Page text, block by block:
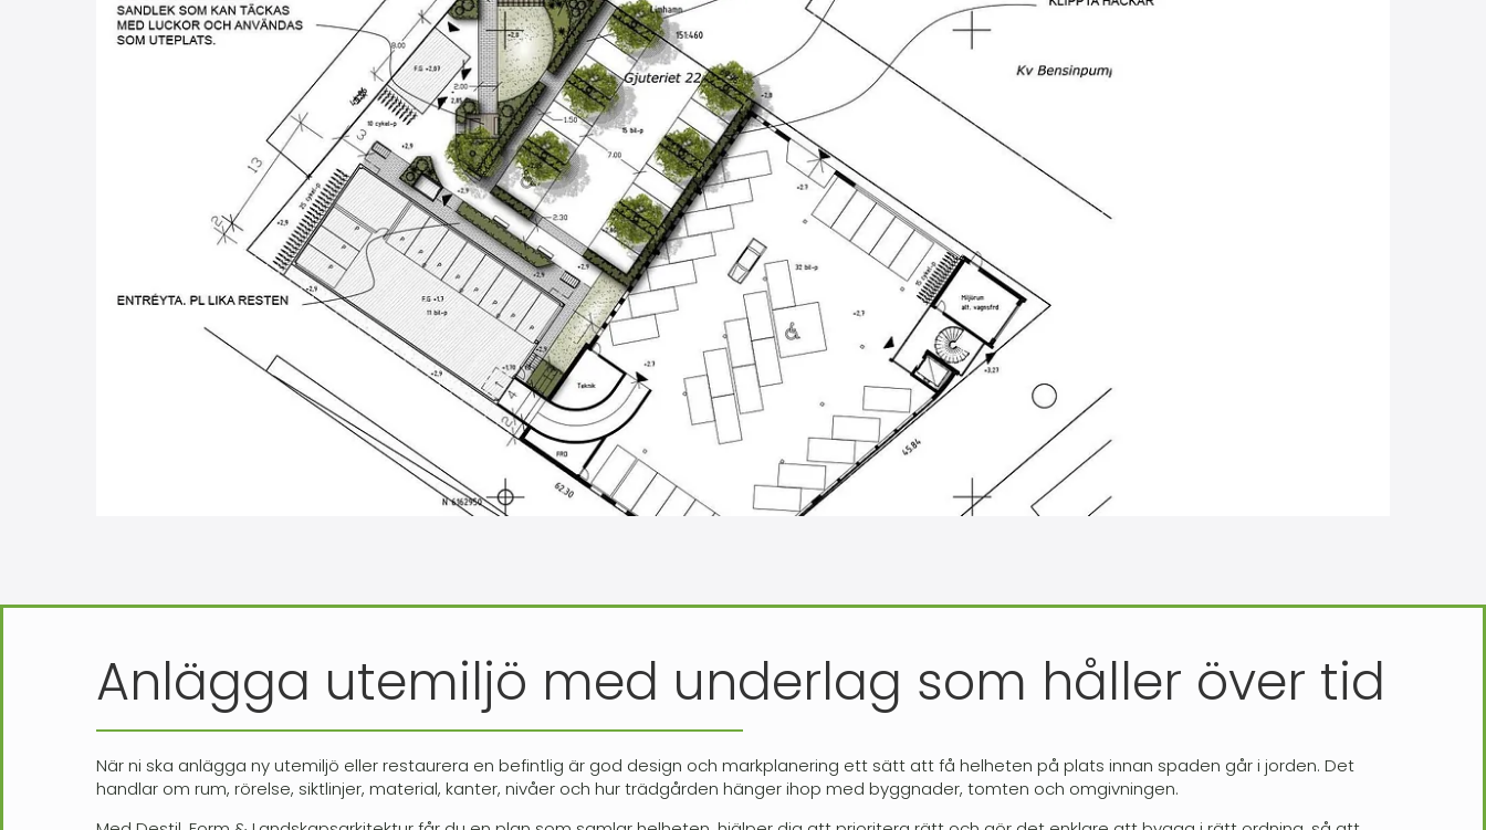
Anlägga utemiljö med underlag som håller över tid
När ni ska anlägga ny utemiljö eller restaurera en befintlig är god design och markplanering ett sätt att få helheten på plats innan spaden går i jorden. Det
handlar om rum, rörelse, siktlinjer, material, kanter, nivåer och hur trädgården hänger ihop med byggnader, tomten och omgivningen.